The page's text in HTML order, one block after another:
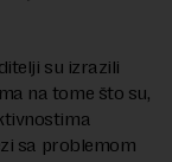
su izrazili
na tome što su,
sa problemom